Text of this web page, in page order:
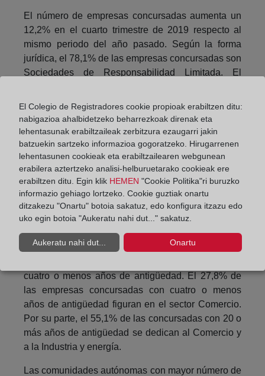
El número de empresas concursadas aumenta un
12,2% en el cuarto trimestre de 2019 respecto al
mismo periodo del año pasado. Según la forma
jurídica, el 78,1% de las empresas concursadas son
Sociedades de Responsabilidad Limitada. El
250.000 euros) y son, principalmente, Sociedades
de Responsabilidad Limitada.
El 25,8% de las empresas concursadas tienen
como actividad económica principal el Comercio.
En cuanto al número de asalariados, el 56,6% del
total de empresas concursadas tiene menos de
seis. Y, entre éstas, el 29,6% no tiene asalariados.
Con respecto a la antigüedad, el 19,1% del total de
empresas concursadas en el cuarto trimestre tiene
cuatro o menos años de antigüedad. El 27,8% de
las empresas concursadas con cuatro o menos
años de antigüedad figuran en el sector Comercio.
Por su parte, el 55,1% de las concursadas con 20 o
más años de antigüedad se dedican al Comercio y
a la Industria y energía.
Las comunidades autónomas con mayor número de
El Colegio de Registradores cookie propioak erabiltzen ditu:
nabigazioa ahalbidetzeko beharrezkoak direnak eta
lehentasunak erabiltzaileak zerbitzura ezaugarri jakin
batzuekin sartzeko informazioa gogoratzeko. Hirugarrenen
lehentasunen cookieak eta erabiltzailearen webgunean
erabilera aztertzeko analisi-helburuetarako cookieak ere
erabiltzen ditu. Egin klik HEMEN "Cookie Politika"ri buruzko
informazio gehiago lortzeko. Cookie guztiak onartu
ditzakezu "Onartu" botoia sakatuz, edo konfigura itzazu edo
uko egin botoia "Aukeratu nahi dut..." sakatuz.
Aukeratu nahi dut... Onartu